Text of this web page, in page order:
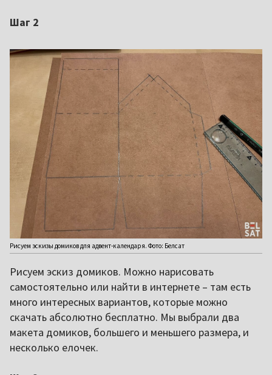
Шаг 2
Рисуем эскизы домиков для адвент-календаря. Фото: Белсат
Рисуем эскиз домиков. Можно нарисовать
самостоятельно или найти в интернете – там есть
много интересных вариантов, которые можно
скачать абсолютно бесплатно. Мы выбрали два
макета домиков, большего и меньшего размера, и
несколько елочек.